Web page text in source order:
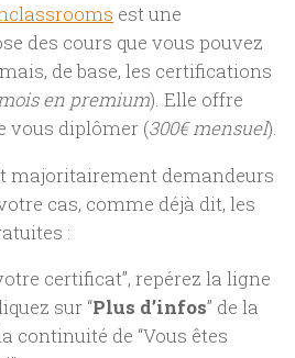
est une
des cours que vous pouvez
de base, les certifications
en premium). Elle offre
vous diplômer (300€ mensuel).
majoritairement demandeurs
cas, comme déjà dit, les
:
certificat”, repérez la ligne
sur “Plus d’infos” de la
continuité de “Vous êtes